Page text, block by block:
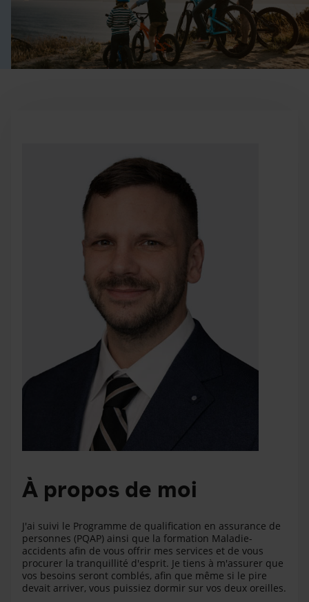
À propos de moi
J'ai suivi le Programme de qualification en assurance de
personnes (PQAP) ainsi que la formation Maladie-
accidents afin de vous offrir mes services et de vous
procurer la tranquillité d'esprit. Je tiens à m'assurer que
vos besoins seront comblés, afin que même si le pire
devait arriver, vous puissiez dormir sur vos deux oreilles.